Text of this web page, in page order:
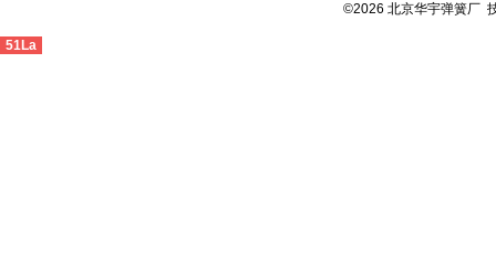
©2026 北京华宇弹簧厂
51La